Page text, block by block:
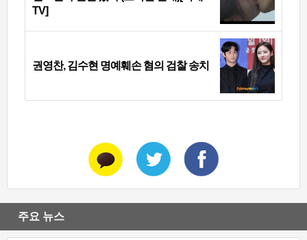
TV]
권영찬, 김수현 명예훼손 혐의 검찰 송치
주요 뉴스